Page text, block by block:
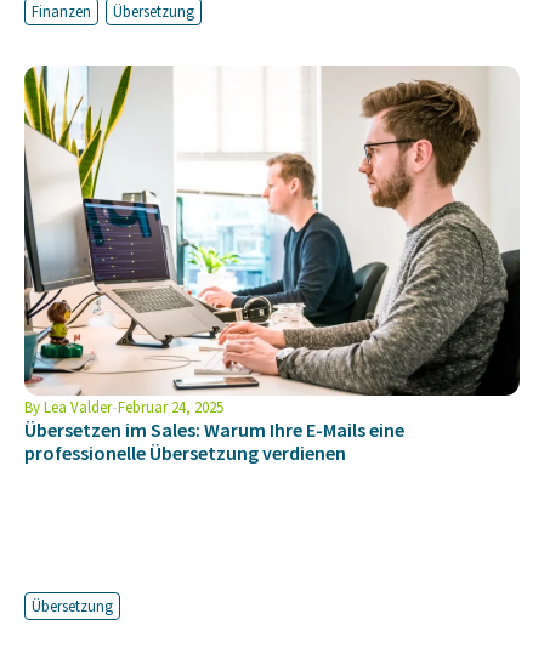
Finanzen Übersetzung
ByLea Valder Februar 24, 2025
Übersetzen im Sales: Warum Ihre E-Mails eine
professionelle Übersetzung verdienen
Übersetzung